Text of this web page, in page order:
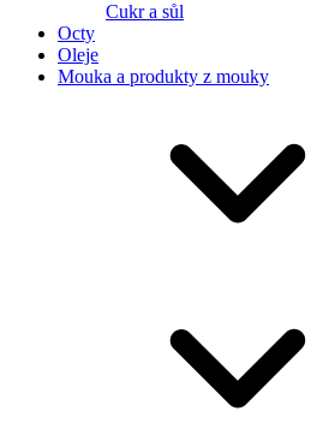
Cukr a sůl
Octy
Oleje
Mouka a produkty z mouky
Powered by chaterimo